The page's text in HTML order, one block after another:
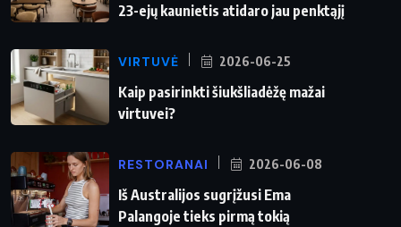
23-ejų kaunietis atidaro jau penktąjį
VIRTUVĖ 2026-06-25
Kaip pasirinkti šiukšliadėžę mažai
virtuvei?
RESTORANAI 2026-06-08
Iš Australijos sugrįžusi Ema
Palangoje tieks pirmą tokią